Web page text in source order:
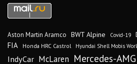
Aston Martin Aramco BWT Alpine Covid-19
FIA Honda HRC Castrol Hyundai Shell Mobis
IndyCar McLaren Mercedes-